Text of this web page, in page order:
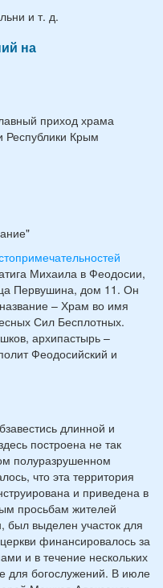
и т. д.
на
приход храма
Республики Крым
Михаила в Феодосии,
Первушина, дом 11. Он
– Храм во имя
Сил Бесплотных.
архипастырь –
Феодосийский и
длинной и
построена не так
полуразрушенном
что эта территория
и приведена в
просьбам жителей
был выделен участок для
финансировалось за
и в течение нескольких
для богослужений. В июле